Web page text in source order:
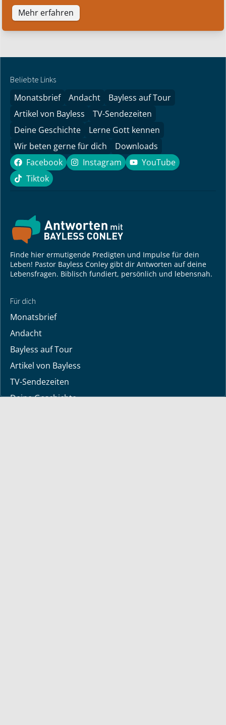
Mehr erfahren
Beliebte Links
Monatsbrief Andacht
Bayless auf Tour
Artikel von Bayless
TV-Sendezeiten
Deine Geschichte
Lerne Gott kennen
Wir beten gerne für dich
Downloads
Facebook
Facebook Instagram
Instagram YouTube
YouTube
Tiktok
Tiktok
Finde hier ermutigende Predigten und Impulse für dein
Leben! Pastor Bayless Conley gibt dir Antworten auf deine
Lebensfragen. Biblisch fundiert, persönlich und lebensnah.
Für dich
Monatsbrief
Andacht
Bayless auf Tour
Artikel von Bayless
TV-Sendezeiten
Deine Geschichte